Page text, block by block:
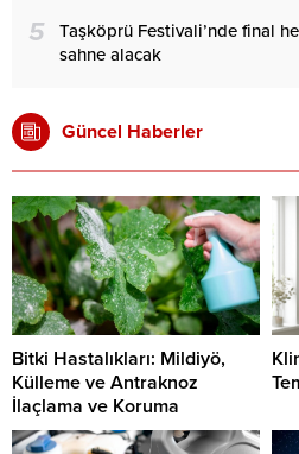
5
Taşköprü Festivali’nde final
sahne alacak
Güncel Haberler
Bitki Hastalıkları: Mildiyö,
Külleme ve Antraknoz
İlaçlama ve Koruma